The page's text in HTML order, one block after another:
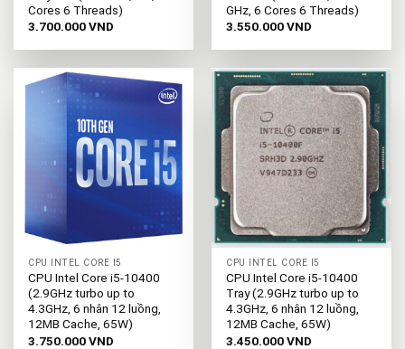
Cores 6 Threads)
3.700.000VND
GHz, 6 Cores 6 Threads)
3.550.000VND
CPU INTEL CORE I5
CPU Intel Core i5-10400
(2.9GHz turbo up to
4.3GHz, 6 nhân 12 luồng,
12MB Cache, 65W)
3.750.000VND
CPU INTEL CORE I5
CPU Intel Core i5-10400
Tray (2.9GHz turbo up to
4.3GHz, 6 nhân 12 luồng,
12MB Cache, 65W)
3.450.000VND